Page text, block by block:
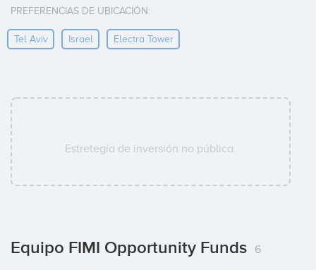
PREFERENCIAS DE UBICACIÓN:
Tel Aviv Israel Electra Tower
Estretegía de inversión no pública.
Equipo FIMI Opportunity Funds 6